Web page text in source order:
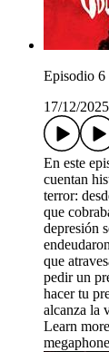
Episodio
17/12/2025
En este
cuentan
terror:
que
depresión
que
pedir un
hacer tu
alcanza la
Learn